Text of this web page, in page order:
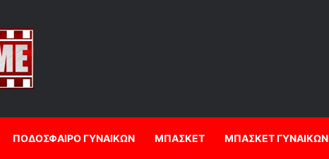
ΠΟΔΟΣΦΑΙΡΟ ΓΥΝΑΙΚΩΝ ΜΠΑΣΚΕΤ ΜΠΑΣΚΕΤ ΓΥΝΑΙΚΩΝ